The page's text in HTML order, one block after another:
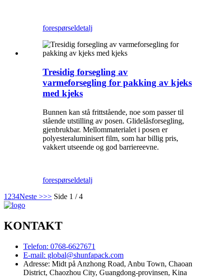
forespørseldetalj
Tresidig forsegling av
varmeforsegling for pakking av kjeks
med kjeks
Bunnen kan stå frittstående, noe som passer til
stående utstilling av posen. Glidelåsforsegling,
gjenbrukbar. Mellommaterialet i posen er
polyesteraluminisert film, som har billig pris,
vakkert utseende og god barriereevne.
forespørseldetalj
1 234Neste >>> Side 1 / 4
KONTAKT
Telefon: 0768-6627671
E-mail: global@shunfapack.com
Adresse: Midt på Anzhong Road, Anbu Town, Chaoan
District, Chaozhou City, Guangdong-provinsen, Kina